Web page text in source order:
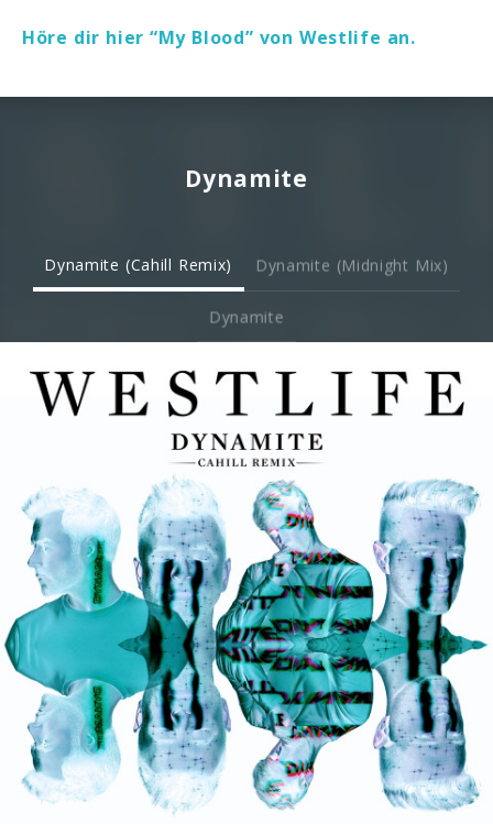
Höre dir hier “My Blood” von Westlife an.
Dynamite
Dynamite (Cahill Remix) Dynamite (Midnight Mix)
Dynamite